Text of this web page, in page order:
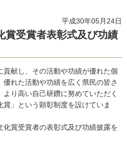
平成30年05月24日
賞受賞者表彰式及び功績
献し、その活動や功績が優れた個
優れた活動や功績を広く県民の皆さ
り高い自己研鑽に努めていただく
」という顕彰制度を設けていま
賞受賞者の表彰式及び功績披露を